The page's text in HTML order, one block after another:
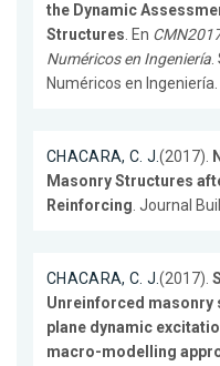
the Dynamic
Structures. En
Numéricos en Ingeniería.
Numéricos en Ingeniería.
CHACARA, C. J.(2017).
Masonry Structures
Reinforcing. Journal
CHACARA, C. J.(2017).
Unreinforced
plane dynamic
macro-modelling